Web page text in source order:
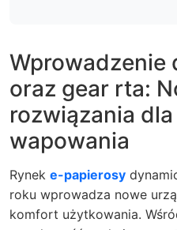
Wprowadzenie
oraz gear rta:
rozwiązania
wapowania
Rynek e-papierosy
roku wprowadza nowe
komfort użytkowania.